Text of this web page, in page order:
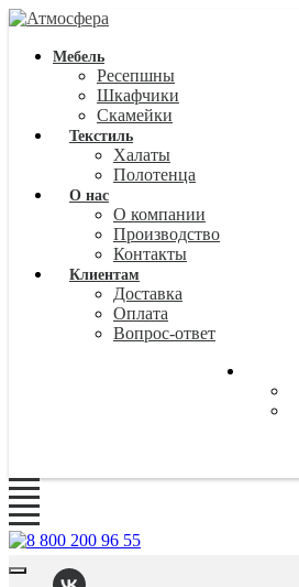
Мебель
Ресепшны
Шкафчики
Скамейки
Текстиль
Халаты
Полотенца
О нас
О компании
Производство
Контакты
Клиентам
Доставка
Оплата
Вопрос-ответ